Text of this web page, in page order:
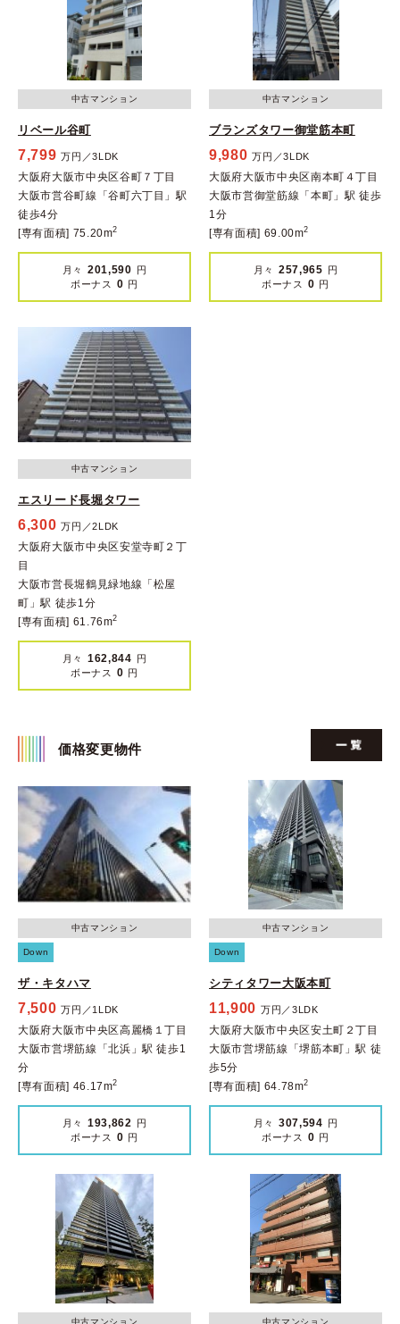
中古マンション
リベール谷町
7,799 万円／3LDK
大阪府大阪市中央区谷町７丁目
大阪市営谷町線「谷町六丁目」駅
徒歩4分
[専有面積] 75.20m2
月々 201,590 円
ボーナス
0 円
中古マンション
ブランズタワー御堂筋本町
9,980 万円／3LDK
大阪府大阪市中央区南本町４丁目
大阪市営御堂筋線「本町」駅 徒歩
1分
[専有面積] 69.00m2
月々 257,965 円
ボーナス
0 円
中古マンション
エスリード長堀タワー
6,300 万円／2LDK
大阪府大阪市中央区安堂寺町２丁
目
大阪市営長堀鶴見緑地線「松屋
町」駅 徒歩1分
[専有面積] 61.76m2
月々 162,844 円
ボーナス
0 円
価格変更物件
中古マンション
Down
ザ・キタハマ
7,500 万円／1LDK
大阪府大阪市中央区高麗橋１丁目
大阪市営堺筋線「北浜」駅 徒歩1
分
[専有面積] 46.17m2
月々 193,862 円
ボーナス
0 円
中古マンション
Down
シティタワー大阪本町
11,900 万円／3LDK
大阪府大阪市中央区安土町２丁目
大阪市営堺筋線「堺筋本町」駅 徒
歩5分
[専有面積] 64.78m2
月々 307,594 円
ボーナス
0 円
中古マンション 中古マンション